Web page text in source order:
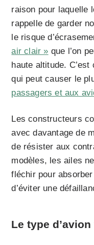
raison pour laquelle
rappelle de garder
le risque
air clair » que l’on
haute altitude.
qui peut causer le
passagers et aux
Les constructeurs
avec davantage de
de résister aux
modèles, les ailes
fléchir pour
d’éviter une
Le type